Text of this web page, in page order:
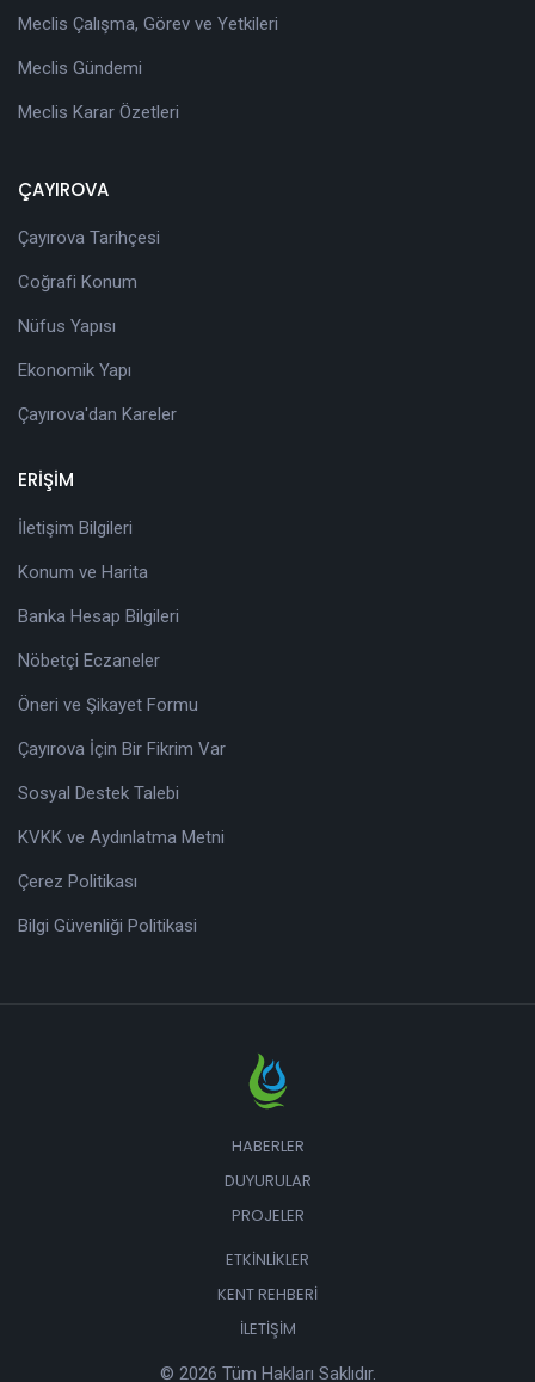
Meclis Çalışma, Görev ve Yetkileri
Meclis Gündemi
Meclis Karar Özetleri
ÇAYIROVA
Çayırova Tarihçesi
Coğrafi Konum
Nüfus Yapısı
Ekonomik Yapı
Çayırova'dan Kareler
ERİŞİM
İletişim Bilgileri
Konum ve Harita
Banka Hesap Bilgileri
Nöbetçi Eczaneler
Öneri ve Şikayet Formu
Çayırova İçin Bir Fikrim Var
Sosyal Destek Talebi
KVKK ve Aydınlatma Metni
Çerez Politikası
Bilgi Güvenliği Politikasi
HABERLER
DUYURULAR
PROJELER
ETKINLIKLER
KENT REHBERI
İLETIŞIM
© 2026 Tüm Hakları Saklıdır.